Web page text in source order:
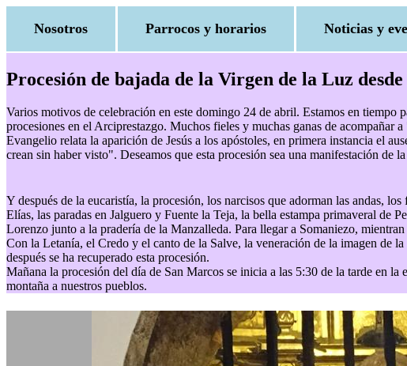
Nosotros Parrocos y horarios Noticias y
Procesión de bajada de la Virgen de la Luz
Varios motivos de celebración en este domingo 24 de abril. Estamos en tiempo
procesiones en el Arciprestazgo. Muchos fieles y muchas ganas de
Evangelio relata la aparición de Jesús a los apóstoles, en primera instancia el
crean sin haber visto". Deseamos que esta procesión sea una manifestación de
Y después de la eucaristía, la procesión, los narcisos que adorman las andas,
Elías, las paradas en Jalguero y Fuente la Teja, la bella estampa primaveral de
Lorenzo junto a la pradería de la Manzalleda. Para llegar a Somaniezo,
Con la Letanía, el Credo y el canto de la Salve, la veneración de la imagen de
después se ha recuperado esta procesión.
Mañana la procesión del día de San Marcos se inicia a las 5:30 de la tarde en
montaña a nuestros pueblos.